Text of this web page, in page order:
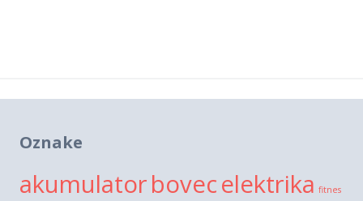
Oznake
akumulatorbovecelektrika fitnes